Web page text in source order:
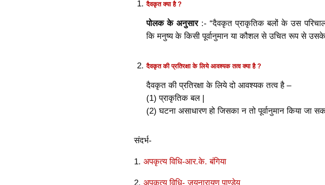
दैवकृत क्या है ?
पोलक के अनुसार:- “दैवकृत प्राकृतिक बलों के उस
कि मनुष्य के किसी पूर्वानुमान या कौशल से उचित रूप से
दैवकृत की प्रतिरक्षा के लिये आवश्यकतत्व क्या है ?
दैवकृत की प्रतिरक्षा के लिये दो आवश्यक तत्व है –
(1) प्राकृतिक बल |
(2) घटना असाधारण हो जिसका न तो पूर्वानुमान किया जा
संदर्भ-
1. अपकृत्य विधि-आर.के. बंगिया
2. अपकृत्य विधि- जयनारायण पाण्डेय